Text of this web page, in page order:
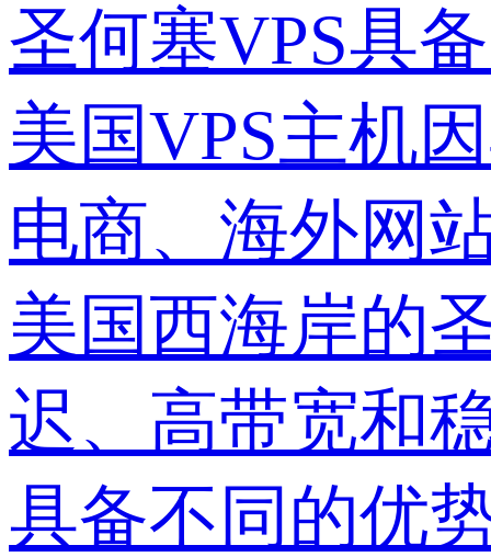
圣何塞VPS具
美国VPS主机
电商、海外网
美国西海岸的
迟、高带宽和
具备不同的优